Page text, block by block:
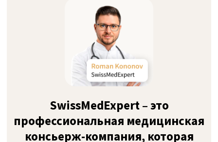
С 2011 года мы организуем элитное
лечение по швейцарским стандартам
с максимально персонализированным
Топ-9 клиник длялечения
булимиив Швейцарии